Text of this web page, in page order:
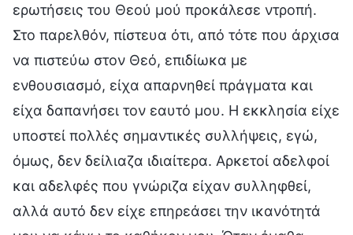
ερωτήσεις του Θεού μού προκάλεσε ντροπή.
Στο παρελθόν, πίστευα ότι, από τότε που άρχισα
να πιστεύω στον Θεό, επιδίωκα με
ενθουσιασμό, είχα απαρνηθεί πράγματα και
είχα δαπανήσει τον εαυτό μου. Η εκκλησία είχε
υποστεί πολλές σημαντικές συλλήψεις, εγώ,
όμως, δεν δείλιαζα ιδιαίτερα. Αρκετοί αδελφοί
και αδελφές που γνώριζα είχαν συλληφθεί,
αλλά αυτό δεν είχε επηρεάσει την ικανότητά